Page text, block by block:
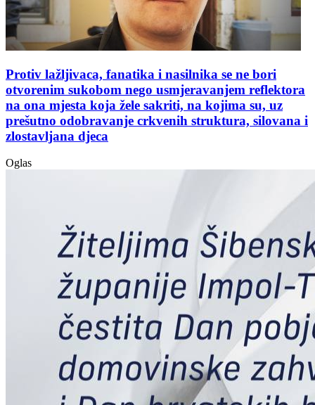
Protiv lažljivaca, fanatika i nasilnika se ne bori
otvorenim sukobom nego usmjeravanjem reflektora
na ona mjesta koja žele sakriti, na kojima su, uz
prešutno odobravanje crkvenih struktura, silovana i
zlostavljana djeca
Oglas